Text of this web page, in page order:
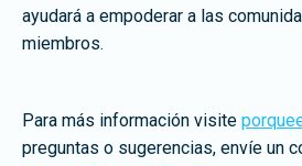
ayudará a empoderar a las
miembros.
Para más información visite
preguntas o sugerencias, envíe un